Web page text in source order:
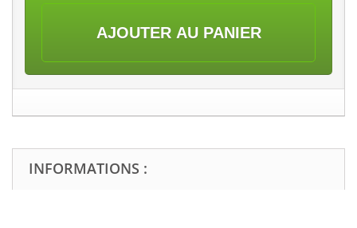
AJOUTER AU PANIER
INFORMATIONS :